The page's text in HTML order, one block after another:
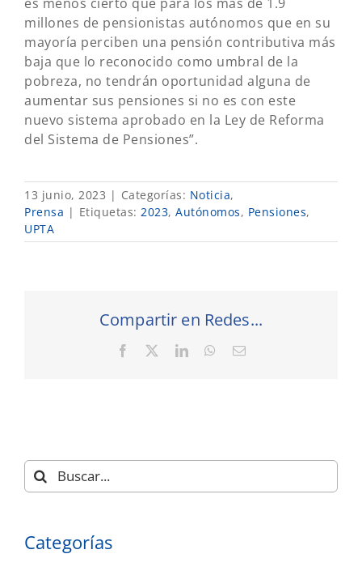
millones de pensionistas autónomos que en su
mayoría perciben una pensión contributiva más
baja que lo reconocido como umbral de la
pobreza, no tendrán oportunidad alguna de
aumentar sus pensiones si no es con este
nuevo sistema aprobado en la Ley de Reforma
del Sistema de Pensiones”.
13 junio, 2023 | Categorías: Noticia,
Prensa | Etiquetas: 2023, Autónomos, Pensiones,
UPTA
Compartir en Redes...
Facebook LinkedInWhatsApp
Correo
Buscar:
Categorías